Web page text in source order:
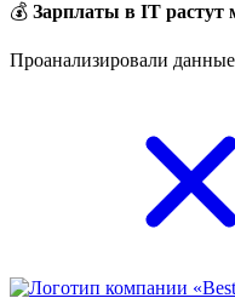
💰 Зарплаты в IT растут
Проанализировали данные